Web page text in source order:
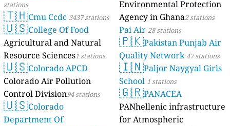
stations
🇹🇭Cmu Ccdc 3437 stations
🇺🇸College Of Food
Agricultural and Natural
Resource Sciences1 stations
🇺🇸Colorado APCD
Colorado Air Pollution
Control Division94 stations
🇺🇸Colorado
Department Of
Environmental Protection
Agency in Ghana2 stations
Pai Air 28 stations
🇵🇰Pakistan Punjab Air
Quality Network 47 stations
🇮🇳Paljor Naygyal Girls
School 1 stations
🇬🇷PANACEA
PANhellenic infrastructure
for Atmospheric